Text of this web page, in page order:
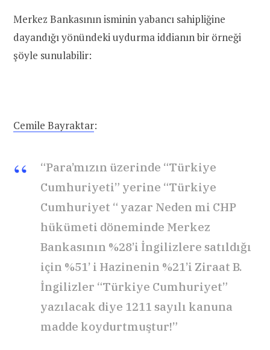
Merkez Bankasının isminin yabancı sahipliğine
dayandığı yönündeki uydurma iddianın bir örneği
şöyle sunulabilir:
Cemile Bayraktar:
“Para’mızın üzerinde “Türkiye
Cumhuriyeti” yerine “Türkiye
Cumhuriyet “ yazar Neden mi CHP
hükümeti döneminde Merkez
Bankasının %28’i İngilizlere satıldığı
için %51’ i Hazinenin %21’i Ziraat B.
İngilizler “Türkiye Cumhuriyet”
yazılacak diye 1211 sayılı kanuna
madde koydurtmuştur!”